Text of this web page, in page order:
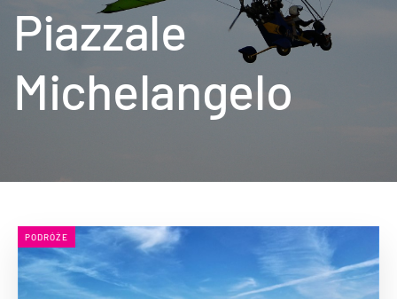
Piazzale
Michelangelo
PODRÓŻE